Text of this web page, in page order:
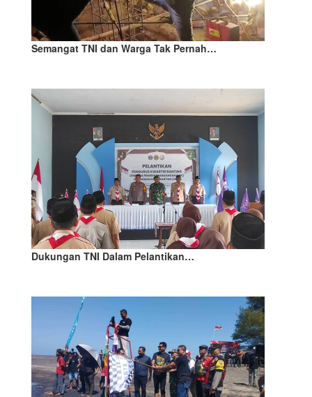
Semangat TNI dan Warga Tak Pernah…
Dukungan TNI Dalam Pelantikan…